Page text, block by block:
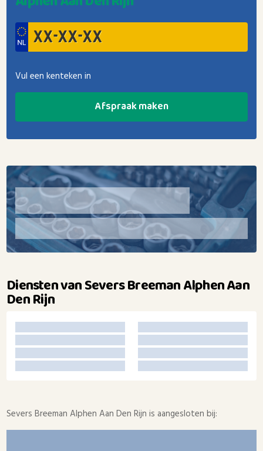
Vul een kenteken in
Afspraak maken
Diensten van Severs Breeman Alphen Aan
Den Rijn
Severs Breeman Alphen Aan Den Rijn is aangesloten bij: